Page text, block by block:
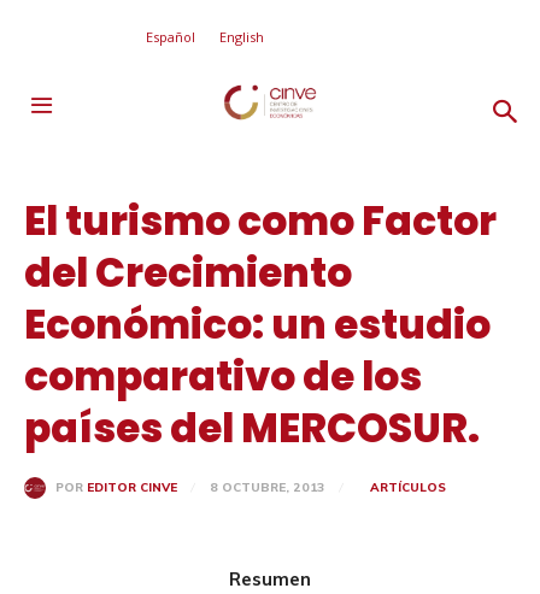
Español English
El turismo como Factor
del Crecimiento
Económico: un estudio
comparativo de los
países del MERCOSUR.
POR EDITOR CINVE 8 OCTUBRE, 2013 ARTÍCULOS
Resumen